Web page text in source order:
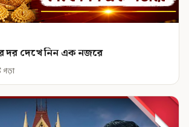
দর দেখে নিন এক নজরে
পড়া